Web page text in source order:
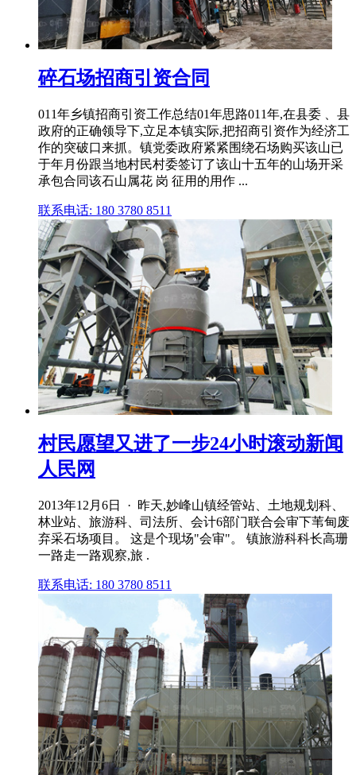
碎石场招商引资合同
011年乡镇招商引资工作总结01年思路011年,在县委 、县
政府的正确领导下,立足本镇实际,把招商引资作为经济工
作的突破口来抓。镇党委政府紧紧围绕石场购买该山已
于年月份跟当地村民村委签订了该山十五年的山场开采
承包合同该石山属花 岗 征用的用作 ...
联系电话: 180 3780 8511
村民愿望又进了一步24小时滚动新闻
人民网
2013年12月6日 · 昨天,妙峰山镇经管站、土地规划科、
林业站、旅游科、司法所、会计6部门联合会审下苇甸废
弃采石场项目。 这是个现场"会审"。 镇旅游科科长高珊
一路走一路观察,旅 .
联系电话: 180 3780 8511